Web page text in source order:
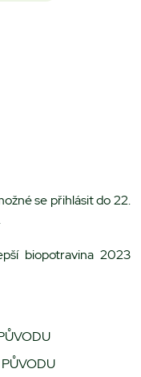
se přihlásit do 22.
.
biopotravina 2023